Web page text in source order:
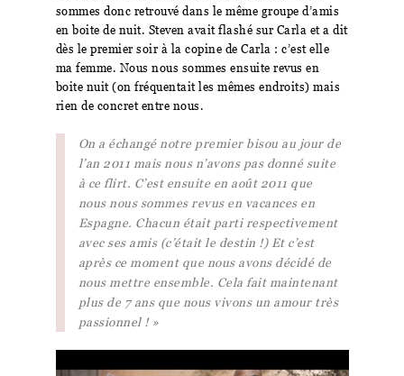
sommes donc retrouvé dans le même groupe d’amis
en boite de nuit. Steven avait flashé sur Carla et a dit
dès le premier soir à la copine de Carla : c’est elle
ma femme. Nous nous sommes ensuite revus en
boite nuit (on fréquentait les mêmes endroits) mais
rien de concret entre nous.
On a échangé notre premier bisou au jour de
l’an 2011 mais nous n’avons pas donné suite
à ce flirt. C’est ensuite en août 2011 que
nous nous sommes revus en vacances en
Espagne. Chacun était parti respectivement
avec ses amis (c’était le destin !) Et c’est
après ce moment que nous avons décidé de
nous mettre ensemble. Cela fait maintenant
plus de 7 ans que nous vivons un amour très
passionnel ! »